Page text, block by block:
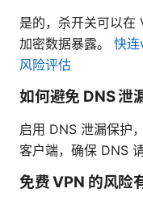
是的，杀开关可以在
加密数据暴露。 快
风险评估
如何避免 DNS 泄
启用 DNS 泄漏保护
客户端，确保 DNS
免费 VPN 的风险